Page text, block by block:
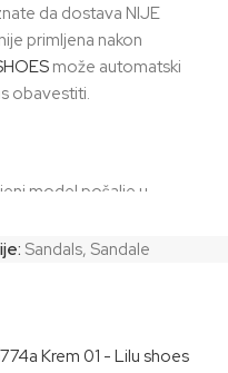
da dostava NIJE
primljena nakon
može automatski
obavestiti.
model pošalje u
poručeni i izradjuju se,
je da obezbedi tačnu i
Sandals, Sandale